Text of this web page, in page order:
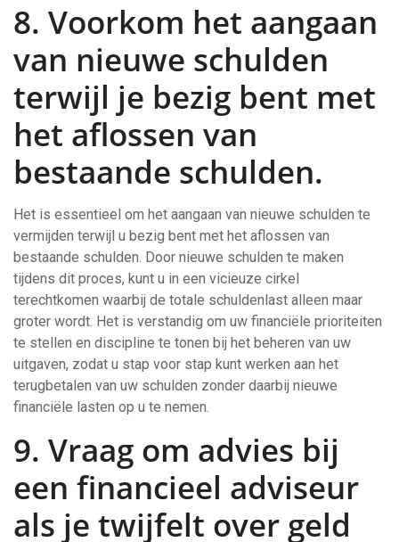
8. Voorkom het aangaan
van nieuwe schulden
terwijl je bezig bent met
het aflossen van
bestaande schulden.
Het is essentieel om het aangaan van nieuwe schulden te
vermijden terwijl u bezig bent met het aflossen van
bestaande schulden. Door nieuwe schulden te maken
tijdens dit proces, kunt u in een vicieuze cirkel
terechtkomen waarbij de totale schuldenlast alleen maar
groter wordt. Het is verstandig om uw financiële prioriteiten
te stellen en discipline te tonen bij het beheren van uw
uitgaven, zodat u stap voor stap kunt werken aan het
terugbetalen van uw schulden zonder daarbij nieuwe
financiële lasten op u te nemen.
9. Vraag om advies bij
een financieel adviseur
als je twijfelt over geld